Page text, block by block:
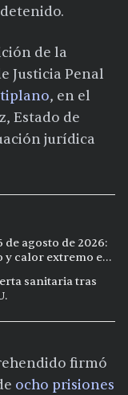
de la
Justicia Penal
, en el
Estado de
jurídica
agosto de 2026:
y calor extremo en
sanitaria tras
firmó
ocho prisiones